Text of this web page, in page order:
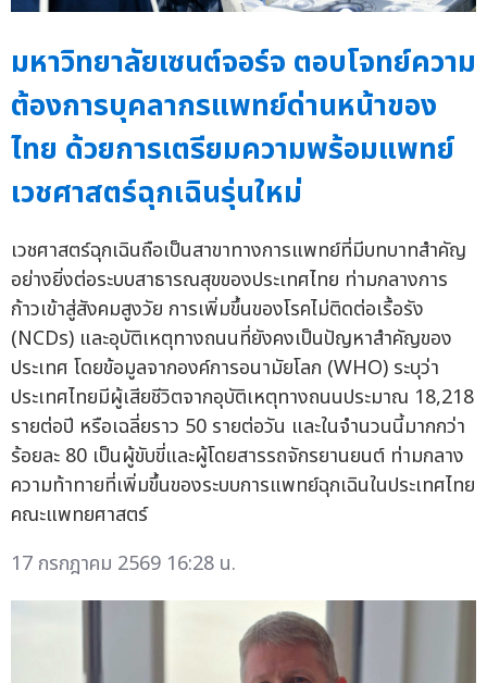
มหาวิทยาลัยเซนต์จอร์จ ตอบโจทย์ความ
ต้องการบุคลากรแพทย์ด่านหน้าของ
ไทย ด้วยการเตรียมความพร้อมแพทย์
เวชศาสตร์ฉุกเฉินรุ่นใหม่
เวชศาสตร์ฉุกเฉินถือเป็นสาขาทางการแพทย์ที่มีบทบาทสำคัญ
อย่างยิ่งต่อระบบสาธารณสุขของประเทศไทย ท่ามกลางการ
ก้าวเข้าสู่สังคมสูงวัย การเพิ่มขึ้นของโรคไม่ติดต่อเรื้อรัง
(NCDs) และอุบัติเหตุทางถนนที่ยังคงเป็นปัญหาสำคัญของ
ประเทศ โดยข้อมูลจากองค์การอนามัยโลก (WHO) ระบุว่า
ประเทศไทยมีผู้เสียชีวิตจากอุบัติเหตุทางถนนประมาณ 18,218
รายต่อปี หรือเฉลี่ยราว 50 รายต่อวัน และในจำนวนนี้มากกว่า
ร้อยละ 80 เป็นผู้ขับขี่และผู้โดยสารรถจักรยานยนต์ ท่ามกลาง
ความท้าทายที่เพิ่มขึ้นของระบบการแพทย์ฉุกเฉินในประเทศไทย
คณะแพทยศาสตร์
17 กรกฎาคม 2569 16:28 น.